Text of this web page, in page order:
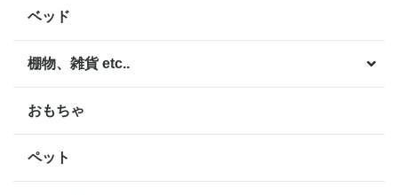
ベッド
棚物、雑貨 etc..
おもちゃ
ペット